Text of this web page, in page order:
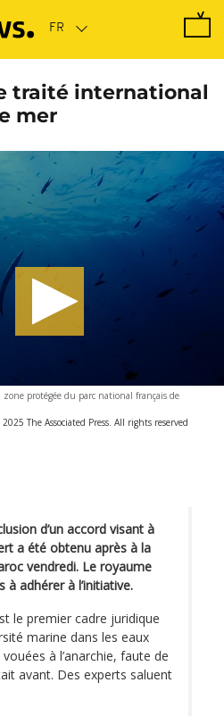
traité international
mer
protégée du parc national français de
The Associated Press. All rights reserved
d’un accord visant à
a été obtenu après à la
vendredi. Le royaume
à adhérer à l’initiative.
le premier cadre juridique
marine dans les eaux
à l’anarchie, faute de
avant. Des experts saluent